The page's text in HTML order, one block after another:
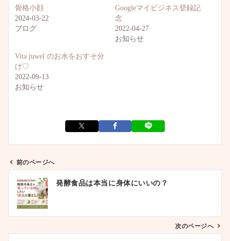
骨格小顔
2024-03-22
ブログ
Googleマイビジネス登録記
念
2022-04-27
お知らせ
Vita juwel のお水をおすそ分
け♡
2022-09-13
お知らせ
前のページへ
発酵食品は本当に身体にいいの？
次のページへ